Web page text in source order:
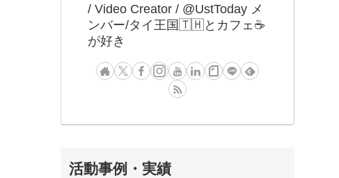
/ Video Creator / @UstToday メ
ンバー/タイ王国🇹🇭とカフェ☕️
が好き
活動事例・実績